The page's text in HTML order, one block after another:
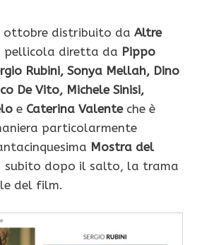
ottobre distribuito da Altre
pellicola diretta da Pippo
Rubini, Sonya Mellah, Dino
De Vito, Michele Sinisi,
e Caterina Valenteche è
particolarmente
Mostra del
subito dopo il salto, la trama
del film.